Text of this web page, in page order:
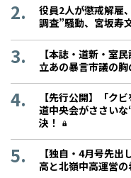
役員2人が懲戒解雇
調査”騒動、宮坂寿
【本誌・道新・室
立あの暴言市議の胸
【先行公開】「ク
道中央会がささい
決！
【独自・4月号先
高と北嶺中高運営